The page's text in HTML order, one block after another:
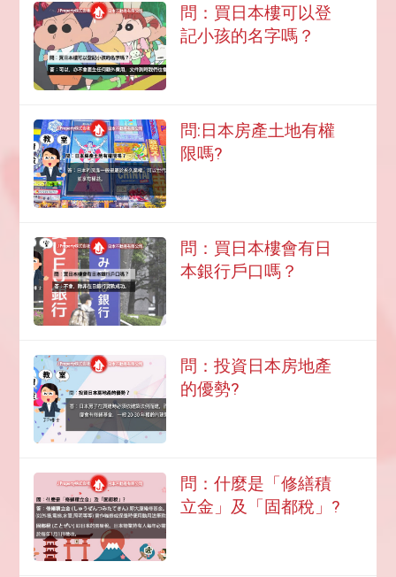
問：買日本樓可以登
記小孩的名字嗎？
問:日本房產土地有權
限嗎?
問：買日本樓會有日
本銀行戶口嗎？
問：投資日本房地產
的優勢?
問：什麼是「修繕積
立金」及「固都稅」?